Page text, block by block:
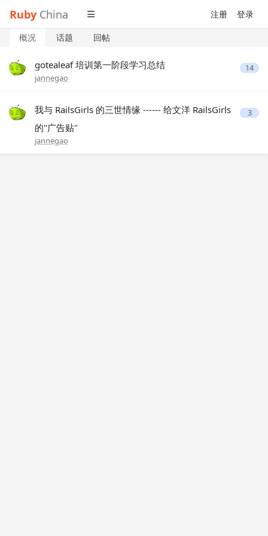
Ruby China 注册 登录
概况 话题 回帖
gotealeaf 培训第一阶段学习总结
jannegao
14
我与 RailsGirls 的三世情缘 ------ 给文洋 RailsGirls
的"广告贴"
jannegao
3